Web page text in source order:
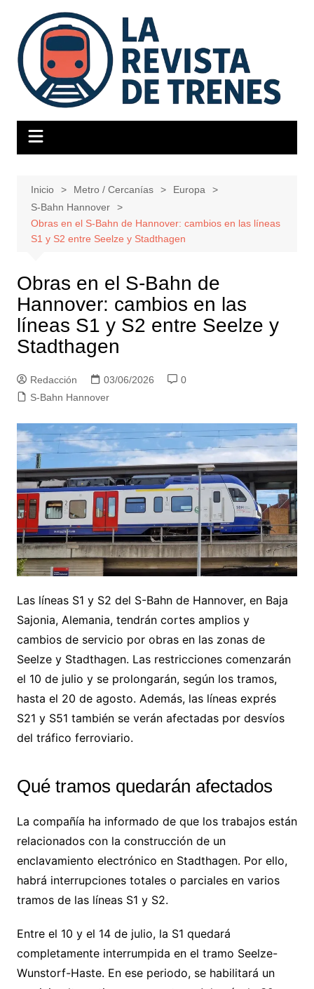
contenido
Inicio Metro / Cercanías
Europa
S-Bahn Hannover
Obras en el S-Bahn de Hannover: cambios en las líneas
S1 y S2 entre Seelze y Stadthagen
Obras en el S-Bahn de
Hannover: cambios en las
líneas S1 y S2 entre Seelze y
Stadthagen
Redacción 03/06/2026
0
S-Bahn Hannover
Las líneas S1 y S2 del S-Bahn de Hannover, en Baja
Sajonia, Alemania, tendrán cortes amplios y
cambios de servicio por obras en las zonas de
Seelze y Stadthagen. Las restricciones comenzarán
el 10 de julio y se prolongarán, según los tramos,
hasta el 20 de agosto. Además, las líneas exprés
S21 y S51 también se verán afectadas por desvíos
del tráfico ferroviario.
Qué tramos quedarán afectados
La compañía ha informado de que los trabajos están
relacionados con la construcción de un
enclavamiento electrónico en Stadthagen. Por ello,
habrá interrupciones totales o parciales en varios
tramos de las líneas S1 y S2.
Entre el 10 y el 14 de julio, la S1 quedará
completamente interrumpida en el tramo Seelze-
Wunstorf-Haste. En ese periodo, se habilitará un